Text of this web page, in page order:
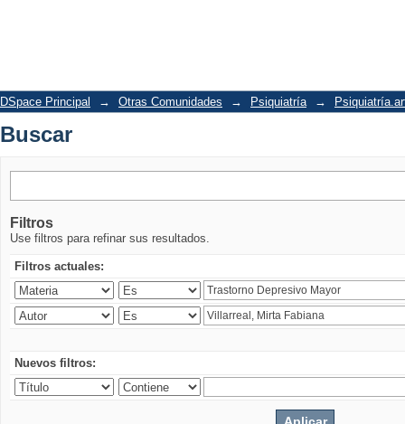
DSpace Principal → Otras Comunidades → Psiquiatría →
Buscar
Filtros
Use filtros para refinar sus resultados.
Filtros actuales:
Nuevos filtros: